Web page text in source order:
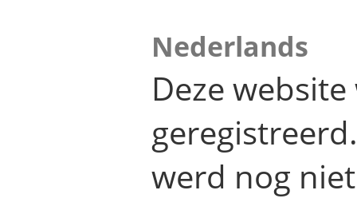
Nederlands
Deze
werd nog